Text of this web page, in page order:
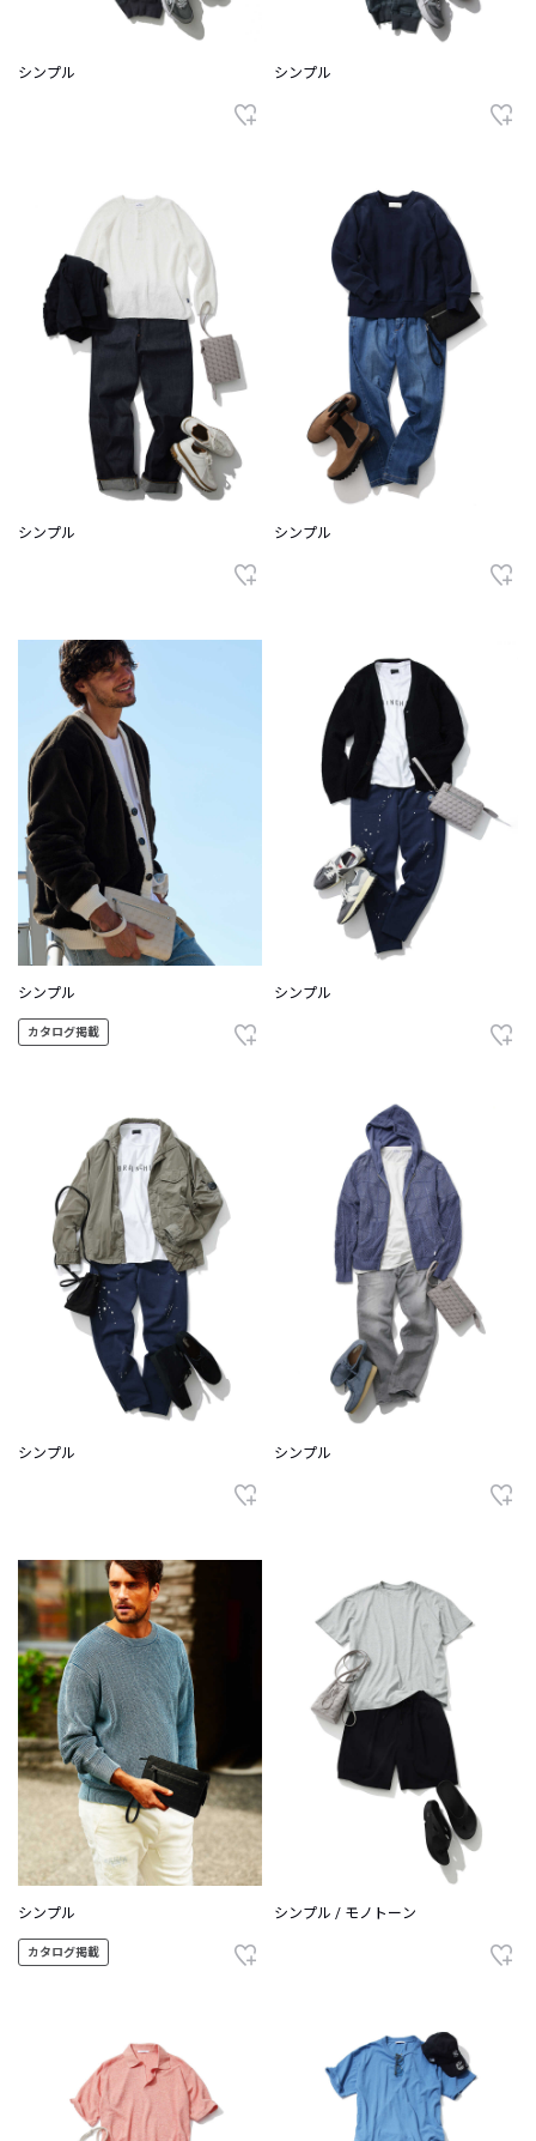
シンプル シンプル
シンプル シンプル
シンプル
カタログ掲載
シンプル
シンプル シンプル
シンプル
カタログ掲載
シンプル / モノトーン